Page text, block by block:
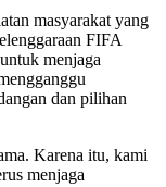
masyarakat yang
FIFA
menjaga
dan pilihan
Karena itu, kami
menjaga